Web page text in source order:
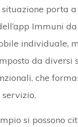
situazione porta
Immuni
individuale,
da diversi
che
si possono